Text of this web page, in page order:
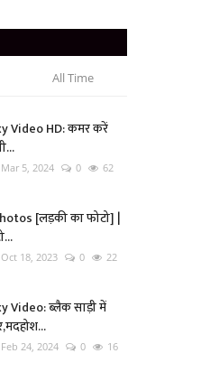
All Time
Video HD: कमर करें
Mar 5, 2024 0 62
[लड़की का फोटो] |
Oct 18, 2023 0 22
Video: ब्लैक साड़ी में
Feb 24, 2024 0 16